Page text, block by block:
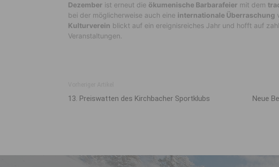
Dezember ist erneut die ökumenische Barbarafeier mit dem
bei der möglicherweise auch eine internationale Überraschung
Kulturverein blickt auf ein ereignisreiches Jahr und hofft auf
Veranstaltungen.
13. Preiswatten des Kirchbacher Sportklubs
Neue